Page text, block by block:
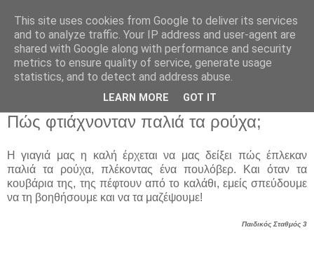
Παιδικός Σταθμός-
Νηπιαγωγείο "ΔΕΛΑΣΑΛ"
Πώς φτιάχνονταν παλιά τα ρούχα;
Η γιαγιά μας η καλή έρχεται να μας δείξει πώς έπλεκαν
παλιά τα ρούχα, πλέκοντας ένα πουλόβερ. Και όταν τα
κουβάρια της, της πέφτουν από το καλάθι, εμείς σπεύδουμε
να τη βοηθήσουμε και να τα μαζέψουμε!
Παιδικός Σταθμός 3
This site uses cookies from Google to deliver its services
and to analyze traffic. Your IP address and user-agent are
shared with Google along with performance and security
metrics to ensure quality of service, generate usage
statistics, and to detect and address abuse.
LEARN MORE GOT IT